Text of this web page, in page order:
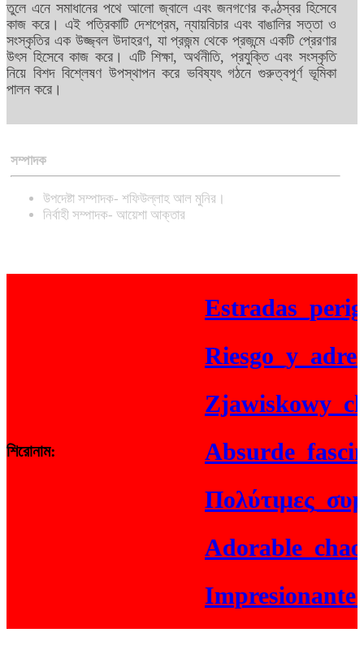
তুলে এনে সমাধানের পথে আলো জ্বালে এবং জনগণের কণ্ঠস্বর হিসেবে
কাজ করে। এই পত্রিকাটি দেশপ্রেম, ন্যায়বিচার এবং বাঙালির সত্তা ও
সংস্কৃতির এক উজ্জ্বল উদাহরণ, যা প্রজন্ম থেকে প্রজন্মে একটি প্রেরণার
উৎস হিসেবে কাজ করে। এটি শিক্ষা, অর্থনীতি, প্রযুক্তি এবং সংস্কৃতি
নিয়ে বিশদ বিশ্লেষণ উপস্থাপন করে ভবিষ্যৎ গঠনে গুরুত্বপূর্ণ ভূমিকা
পালন করে।
সম্পাদক
উপদেষ্টা সম্পাদক- শফিউল্লাহ আল মুনির।
নির্বাহী সম্পাদক- আয়েশা আক্তার
শিরোনাম: